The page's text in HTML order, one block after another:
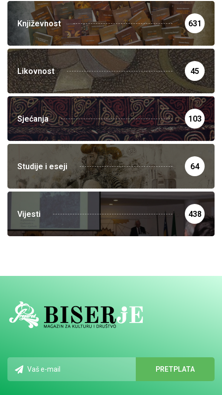
Književnost 631
Likovnost 45
Sjećanja 103
Studije i eseji 64
Vijesti 438